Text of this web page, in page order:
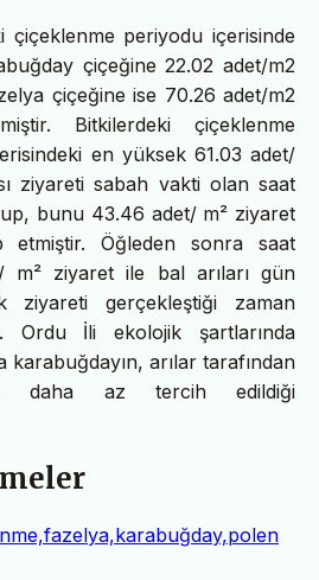
çiçeklenme periyodu içerisinde
çiçeğine 22.02 adet/m2
çiçeğine ise 70.26 adet/m2
Bitkilerdeki çiçeklenme
en yüksek 61.03 adet/
ziyareti sabah vakti olan saat
bunu 43.46 adet/ m² ziyaret
etmiştir. Öğleden sonra saat
m² ziyaret ile bal arıları gün
ziyareti gerçekleştiği zaman
Ordu İli ekolojik şartlarında
karabuğdayın, arılar tarafından
daha az tercih edildiği